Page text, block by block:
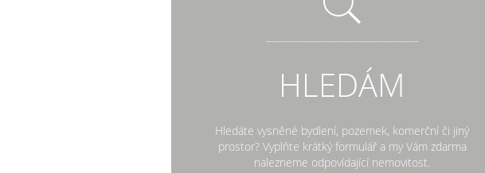
HLEDÁM
Hledáte vysněné bydlení, pozemek, komerční či jiný
prostor? Vyplňte krátký formulář a my Vám zdarma
nalezneme odpovídající nemovitost.